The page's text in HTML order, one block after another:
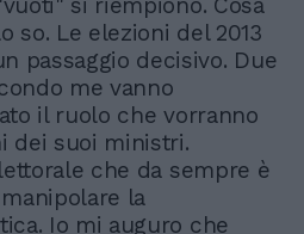
so. Le elezioni del 2013
passaggio decisivo. Due
me vanno
il ruolo che vorranno
dei suoi ministri.
che da sempre è
la
Io mi auguro che